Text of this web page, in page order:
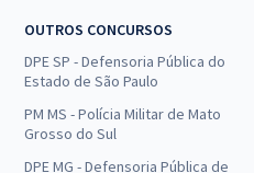
OUTROS CONCURSOS
DPE SP - Defensoria Pública do
Estado de São Paulo
PM MS - Polícia Militar de Mato
Grosso do Sul
DPE MG - Defensoria Pública de